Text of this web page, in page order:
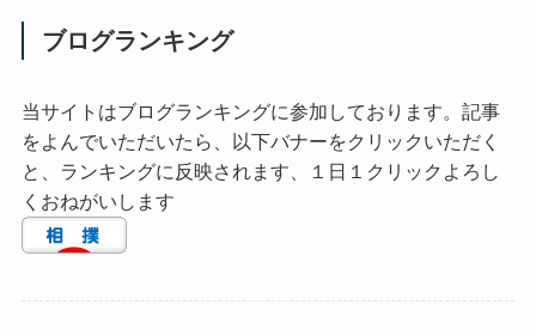
ブログランキング
当サイトはブログランキングに参加しております。記事
をよんでいただいたら、以下バナーをクリックいただく
と、ランキングに反映されます、１日１クリックよろし
くおねがいします